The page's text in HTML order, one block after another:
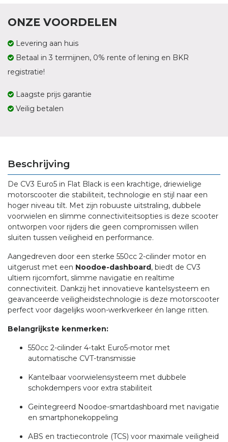
ONZE VOORDELEN
Levering aan huis
Betaal in 3 termijnen, 0% rente of lening en BKR
registratie!
Laagste prijs garantie
Veilig betalen
Beschrijving
De CV3 Euro5 in Flat Black is een krachtige, driewielige
motorscooter die stabiliteit, technologie en stijl naar een
hoger niveau tilt. Met zijn robuuste uitstraling, dubbele
voorwielen en slimme connectiviteitsopties is deze scooter
ontworpen voor rijders die geen compromissen willen
sluiten tussen veiligheid en performance.
Aangedreven door een sterke 550cc 2-cilinder motor en
uitgerust met een Noodoe-dashboard, biedt de CV3
ultiem rijcomfort, slimme navigatie en realtime
connectiviteit. Dankzij het innovatieve kantelsysteem en
geavanceerde veiligheidstechnologie is deze motorscooter
perfect voor dagelijks woon-werkverkeer én lange ritten.
Belangrijkste kenmerken:
550cc 2-cilinder 4-takt Euro5-motor met
automatische CVT-transmissie
Kantelbaar voorwielensysteem met dubbele
schokdempers voor extra stabiliteit
Geïntegreerd Noodoe-smartdashboard met navigatie
en smartphonekoppeling
ABS en tractiecontrole (TCS) voor maximale veiligheid